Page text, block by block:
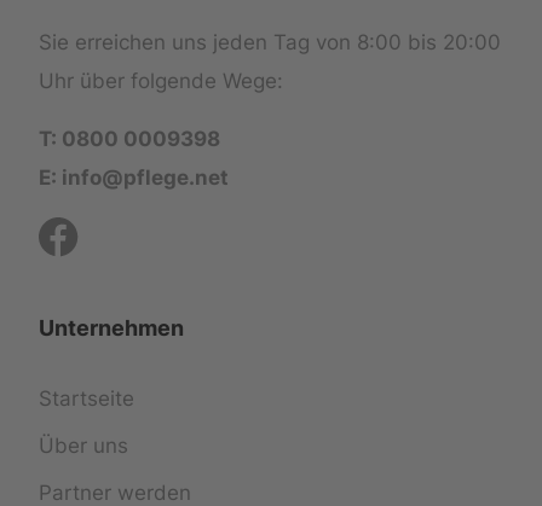
Sie erreichen uns jeden Tag von 8:00 bis 20:00
Uhr über folgende Wege:
T: 0800 0009398
E: info@pflege.net
Unternehmen
Startseite
Über uns
Partner werden